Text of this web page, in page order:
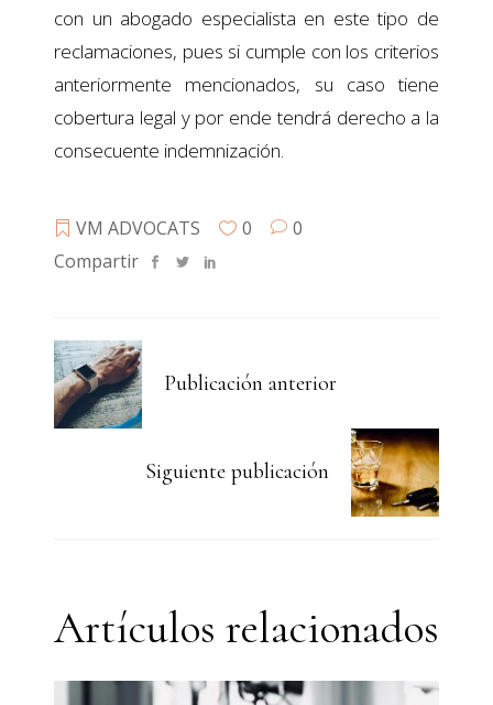
con un abogado especialista en este tipo de
reclamaciones, pues si cumple con los criterios
anteriormente mencionados, su caso tiene
cobertura legal y por ende tendrá derecho a la
consecuente indemnización.
VM ADVOCATS 0
0
Compartir
Publicación anterior
Siguiente publicación
Artículos relacionados